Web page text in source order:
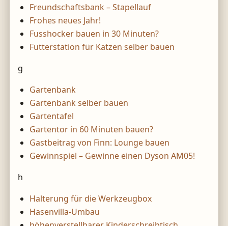
Freundschaftsbank – Stapellauf
Frohes neues Jahr!
Fusshocker bauen in 30 Minuten?
Futterstation für Katzen selber bauen
g
Gartenbank
Gartenbank selber bauen
Gartentafel
Gartentor in 60 Minuten bauen?
Gastbeitrag von Finn: Lounge bauen
Gewinnspiel – Gewinne einen Dyson AM05!
h
Halterung für die Werkzeugbox
Hasenvilla-Umbau